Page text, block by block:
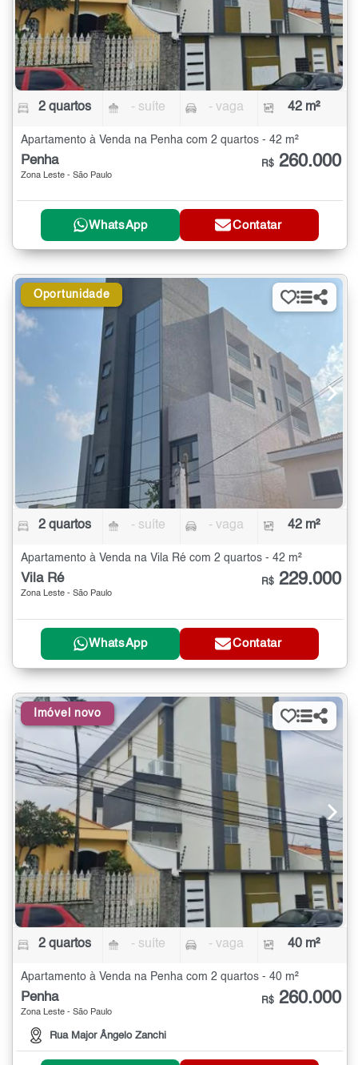
2 quartos - suíte - vaga 42 m²
Apartamento à Venda na Penha com 2 quartos - 42 m²
Penha
Zona Leste - São Paulo
R$ 260.000
WhatsApp Contatar
Oportunidade
2 quartos - suíte - vaga 42 m²
Apartamento à Venda na Vila Ré com 2 quartos - 42 m²
Vila Ré
Zona Leste - São Paulo
R$ 229.000
WhatsApp Contatar
Imóvel novo
2 quartos - suíte - vaga 40 m²
Apartamento à Venda na Penha com 2 quartos - 40 m²
Penha
Zona Leste - São Paulo
Rua Major Ângelo Zanchi
R$ 260.000